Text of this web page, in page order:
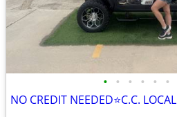
• • • • • •
NO CREDIT NEEDED⭐C.C. LOCAL